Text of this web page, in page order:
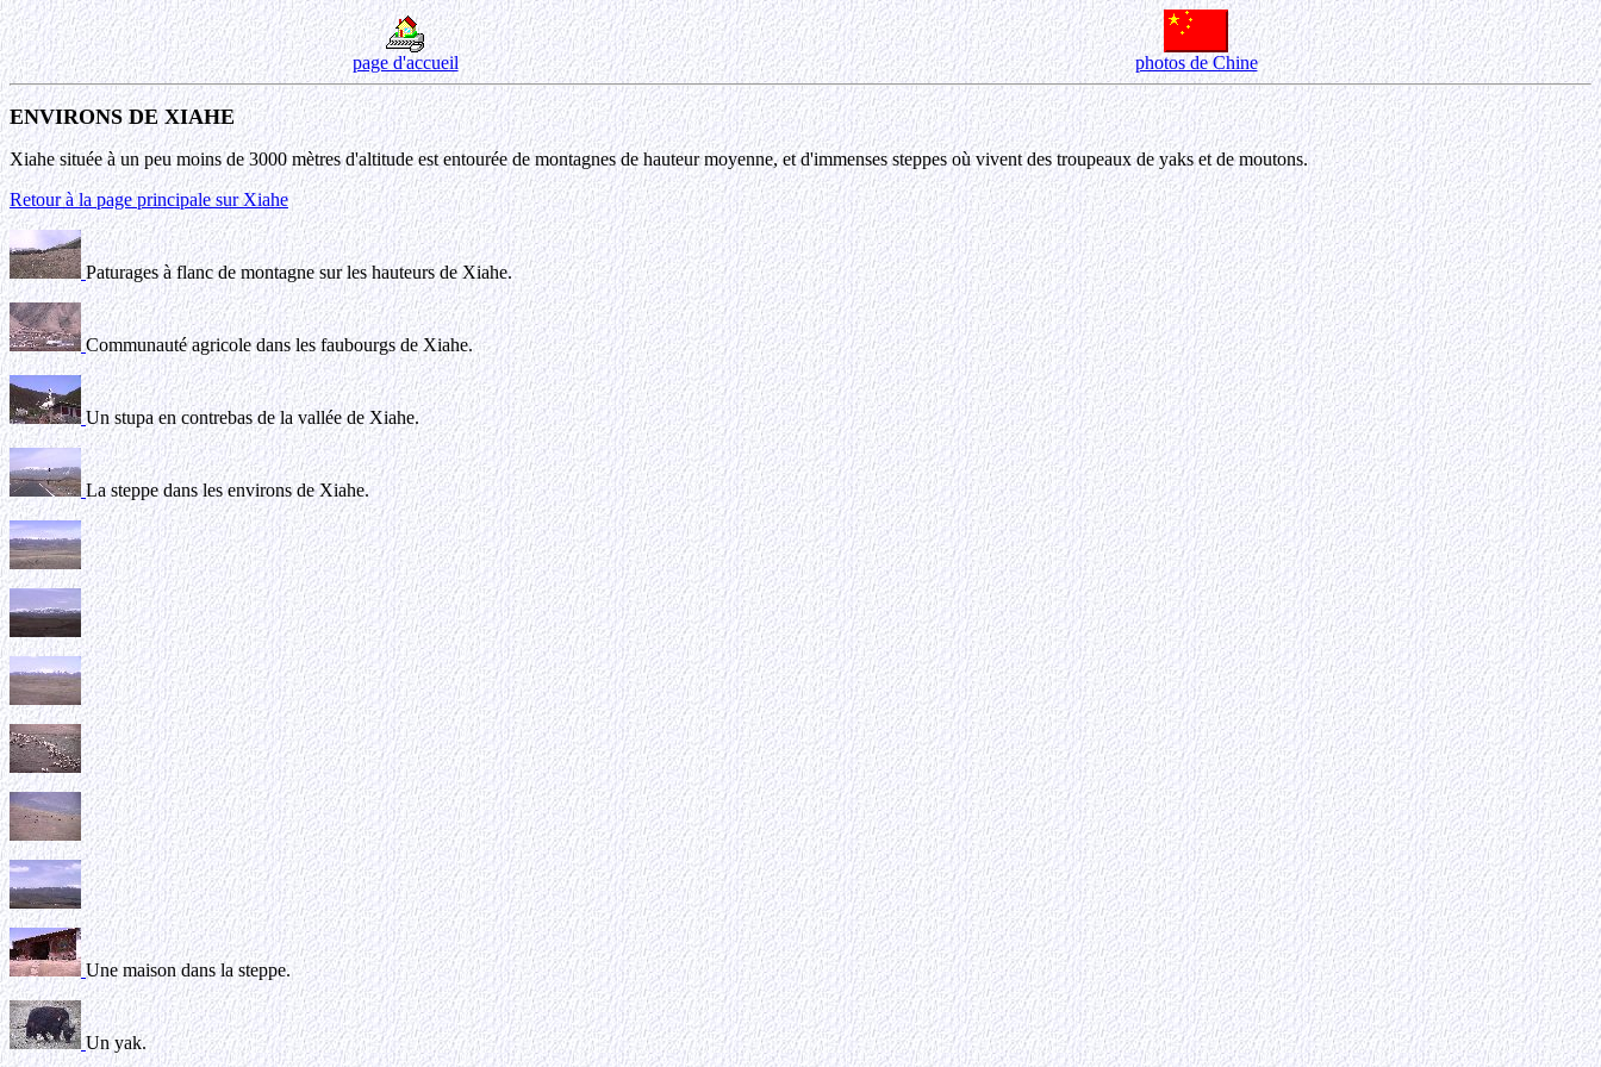
page d'accueil photos de Chine
ENVIRONS DE XIAHE
Xiahe située à un peu moins de 3000 mètres d'altitude est entourée de montagnes de hauteur moyenne, et d'immenses steppes où vivent des troupeaux de yaks et de moutons.
Retour à la page principale sur Xiahe
Paturages à flanc de montagne sur les hauteurs de Xiahe.
Communauté agricole dans les faubourgs de Xiahe.
Un stupa en contrebas de la vallée de Xiahe.
La steppe dans les environs de Xiahe.
Une maison dans la steppe.
Un yak.